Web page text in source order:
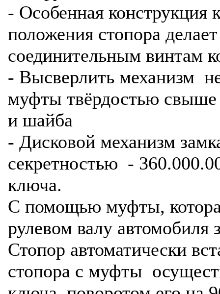
- Особенная конструкция
положения стопора
соединительным винтам
- Высверлить механизм
муфты твёрдостью
и шайба
- Дисковой механизм
секретностью -
ключа.
С помощью муфты,
рулевом валу автомобиля
Стопор автоматически
стопора с муфты